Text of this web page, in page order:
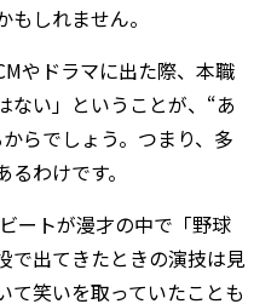
しれません。
やドラマに出た際、本職
ない」ということが、“あ
らでしょう。つまり、多
わけです。
ートが漫才の中で「野球
で出てきたときの演技は見
て笑いを取っていたことも